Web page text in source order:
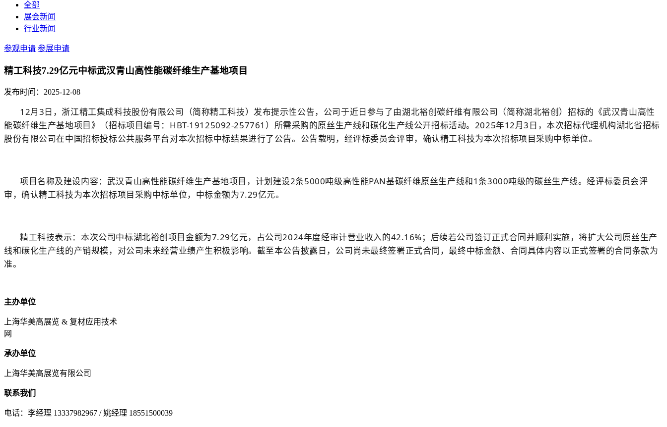
全部
展会新闻
行业新闻
参观申请 参展申请
精工科技7.29亿元中标武汉青山高性能碳纤维生产基地项目
发布时间：2025-12-08
12月3日，浙江精工集成科技股份有限公司（简称精工科技）发布提示性公告，公司于近日参与了由湖北裕创碳纤维有限公司（简称湖北裕创）招标的《武汉青山高性
能碳纤维生产基地项目》（招标项目编号：HBT-19125092-257761）所需采购的原丝生产线和碳化生产线公开招标活动。2025年12月3日，本次招标代理机构湖北省招标
股份有限公司在中国招标投标公共服务平台对本次招标中标结果进行了公告。公告载明，经评标委员会评审，确认精工科技为本次招标项目采购中标单位。
项目名称及建设内容：武汉青山高性能碳纤维生产基地项目，计划建设2条5000吨级高性能PAN基碳纤维原丝生产线和1条3000吨级的碳丝生产线。经评标委员会评
审，确认精工科技为本次招标项目采购中标单位，中标金额为7.29亿元。
精工科技表示：本次公司中标湖北裕创项目金额为7.29亿元，占公司2024年度经审计营业收入的42.16%；后续若公司签订正式合同并顺利实施，将扩大公司原丝生产
线和碳化生产线的产销规模，对公司未来经营业绩产生积极影响。截至本公告披露日，公司尚未最终签署正式合同，最终中标金额、合同具体内容以正式签署的合同条款为
准。
主办单位
上海华美高展览 & 复材应用技术
网
承办单位
上海华美高展览有限公司
联系我们
电话：李经理 13337982967 / 姚经理 18551500039